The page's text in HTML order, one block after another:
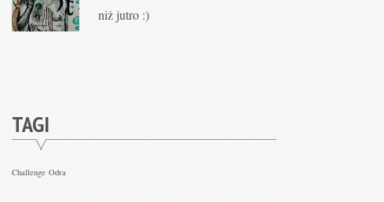
niż jutro :)
TAGI
Challenge Odra